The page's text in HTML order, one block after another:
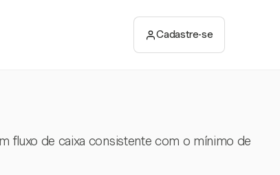
Cadastre-se
fluxo de caixa consistente com o mínimo de